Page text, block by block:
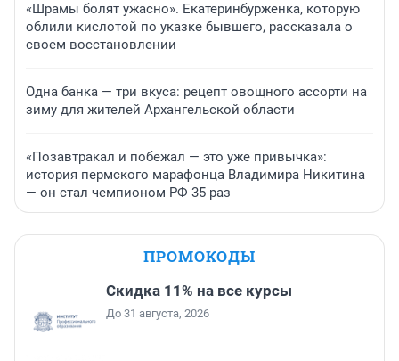
«Шрамы болят ужасно». Екатеринбурженка, которую
облили кислотой по указке бывшего, рассказала о
своем восстановлении
Одна банка — три вкуса: рецепт овощного ассорти на
зиму для жителей Архангельской области
«Позавтракал и побежал — это уже привычка»:
история пермского марафонца Владимира Никитина
— он стал чемпионом РФ 35 раз
ПРОМОКОДЫ
Скидка 11% на все курсы
До 31 августа, 2026